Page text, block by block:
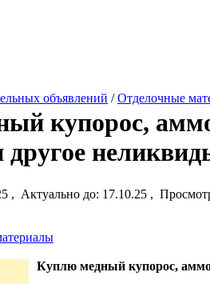
объявлений /Отделочные
купорос,
другое
, Актуально до: 17.10.25 ,
Куплю медный купорос,